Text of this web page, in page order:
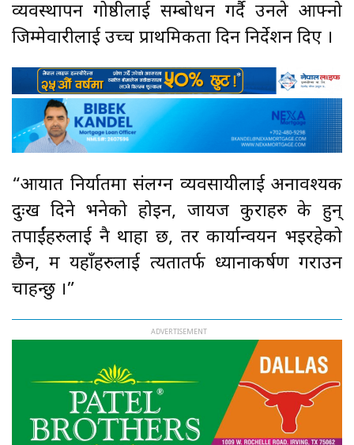
व्यवस्थापन गोष्ठीलाई सम्बोधन गर्दै उनले आफ्नो
जिम्मेवारीलाई उच्च प्राथमिकता दिन निर्देशन दिए ।
“आयात निर्यातमा संलग्न व्यवसायीलाई अनावश्यक
दुःख दिने भनेको होइन, जायज कुराहरु के हुन्
तपाईंहरुलाई नै थाहा छ, तर कार्यान्वयन भइरहेको
छैन, म यहाँहरुलाई त्यतातर्फ ध्यानाकर्षण गराउन
चाहन्छु ।”